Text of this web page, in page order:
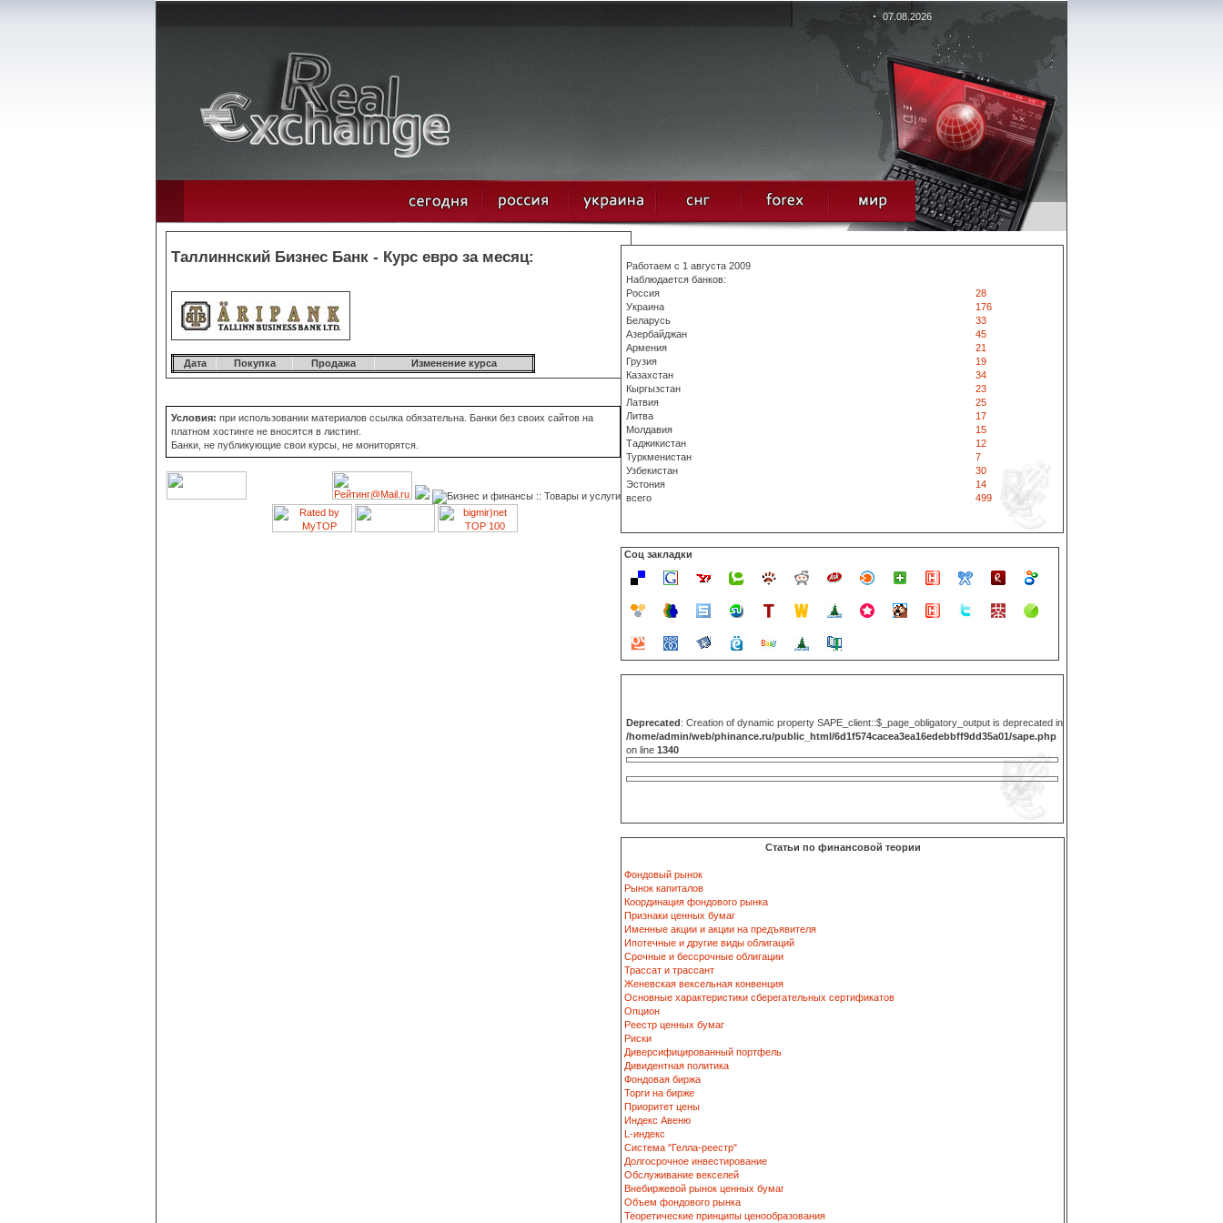
07.08.2026
Таллиннский Бизнес Банк - Курс евро за месяц:
Дата Покупка Продажа Изменение курса
Условия: при использовании материалов ссылка обязательна. Банки без своих сайтов на
платном хостинге не вносятся в листинг.
Банки, не публикующие свои курсы, не мониторятся.
Работаем с 1 августа 2009
Наблюдается банков:
Россия
28
Украина
176
Беларусь
33
Азербайджан
45
Армения
21
Грузия
19
Казахстан
34
Кыргызстан
23
Латвия
25
Литва
17
Молдавия
15
Таджикистан
12
Туркменистан
7
Узбекистан
30
Эстония
14
всего
499
Соц закладки
Deprecated: Creation of dynamic property SAPE_client::$_page_obligatory_output is deprecated in
/home/admin/web/phinance.ru/public_html/6d1f574cacea3ea16edebbff9dd35a01/sape.php
on line 1340
Статьи по финансовой теории
Фондовый рынок
Рынок капиталов
Координация фондового рынка
Признаки ценных бумаг
Именные акции и акции на предъявителя
Ипотечные и другие виды облигаций
Срочные и бессрочные облигации
Трассат и трассант
Женевская вексельная конвенция
Основные характеристики сберегательных сертификатов
Опцион
Реестр ценных бумаг
Риски
Диверсифицированный портфель
Дивидентная политика
Фондовая биржа
Торги на бирже
Приоритет цены
Индекс Авеню
L-индекс
Система "Гелла-реестр"
Долгосрочное инвестирование
Обслуживание векселей
Внебиржевой рынок ценных бумаг
Объем фондового рынка
Теоретические принципы ценообразования